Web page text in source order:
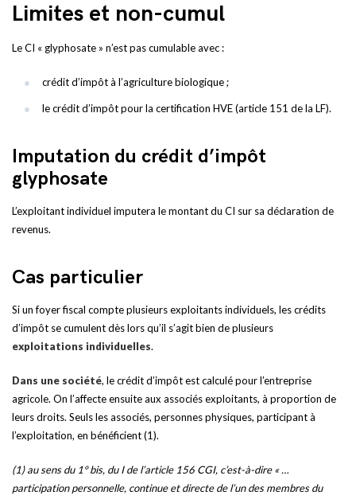
Limites et non-cumul
Le CI « glyphosate » n’est pas cumulable avec :
crédit d’impôt à l’agriculture biologique ;
le crédit d’impôt pour la certification HVE (article 151 de la LF).
Imputation du crédit d’impôt
glyphosate
L’exploitant individuel imputera le montant du CI sur sa déclaration de
revenus.
Cas particulier
Si un foyer fiscal compte plusieurs exploitants individuels, les crédits
d’impôt se cumulent dès lors qu’il s’agit bien de plusieurs
exploitations individuelles.
Dans une société, le crédit d’impôt est calculé pour l’entreprise
agricole. On l’affecte ensuite aux associés exploitants, à proportion de
leurs droits. Seuls les associés, personnes physiques, participant à
l’exploitation, en bénéficient (1).
(1) au sens du 1° bis, du I de l’article 156 CGI, c’est-à-dire « …
participation personnelle, continue et directe de l’un des membres du